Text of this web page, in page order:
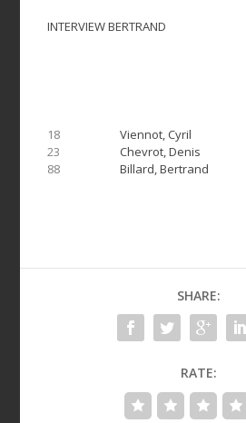
INTERVIEW BERTRAND
18 Viennot, Cyril
23
Chevrot, Denis
88
Billard, Bertrand
SHARE:
RATE: